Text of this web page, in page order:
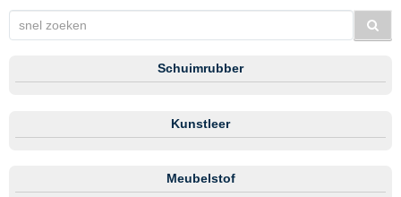
Schuimrubber
Kunstleer
Meubelstof